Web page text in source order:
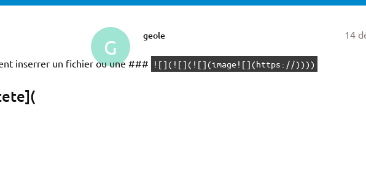
G geole 14
inserrer un fichier ou une ### ![](![](![](image![](https://))))